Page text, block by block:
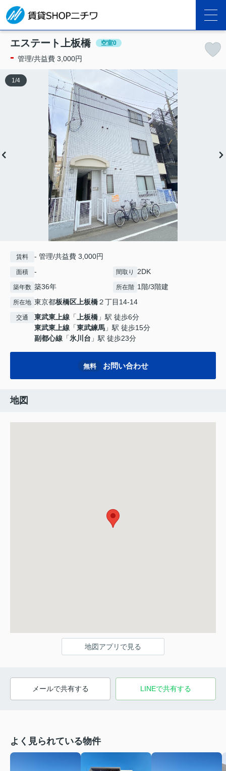
エステート上板橋 空室0
- 管理/共益費 3,000円
1 /4
賃料 - 管理/共益費 3,000円
面積 - 間取り 2DK
築年数 築36年 所在階 1階/3階建
所在地 東京都板橋区 上板橋２丁目14-14
交通 東武東上線 「 上板橋 」駅 徒歩6分
東武東上線 「東武練馬 」駅 徒歩15分
副都心線 「氷川台 」駅 徒歩23分
無料 お問い合わせ
地図
地図アプリで見る
メールで共有する LINEで共有する
よく見られている物件